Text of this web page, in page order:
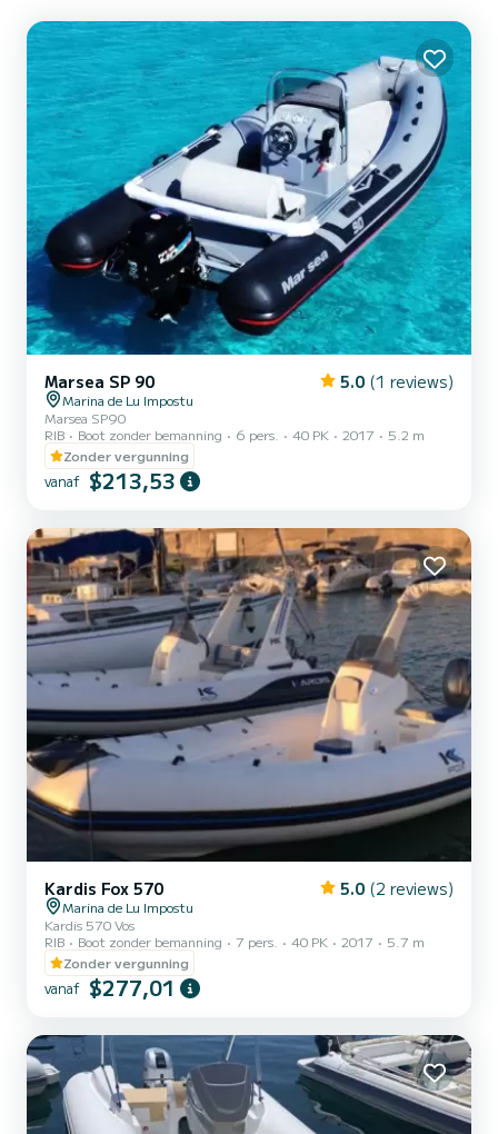
Marsea SP 90 5.0 (1 reviews)
Marina de Lu Impostu
Marsea SP90
RIB
Boot zonder bemanning 6 pers. 40 PK 2017
5.2 m
Zonder vergunning
vanaf $213,53
Kardis Fox 570 5.0 (2 reviews)
Marina de Lu Impostu
Kardis 570 Vos
RIB
Boot zonder bemanning 7 pers. 40 PK 2017
5.7 m
Zonder vergunning
vanaf $277,01